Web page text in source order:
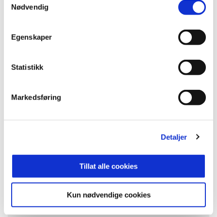
Nødvendig
Egenskaper
Statistikk
Markedsføring
Detaljer
Tillat alle cookies
Kun nødvendige cookies
Aker stadion
08.03.16:00
FEBRUAR 2026
S ROSENBORG -
19.02.14:30
#5
ARTIS BRNO (1-0)
#4
Treningskamper